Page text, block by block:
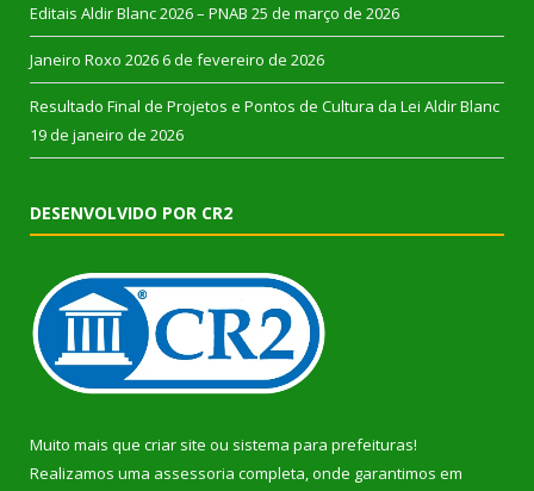
Editais Aldir Blanc 2026 – PNAB 25 de março de 2026
Janeiro Roxo 2026 6 de fevereiro de 2026
Resultado Final de Projetos e Pontos de Cultura da Lei Aldir Blanc
19 de janeiro de 2026
DESENVOLVIDO POR CR2
Muito mais que criar site ou sistema para prefeituras!
Realizamos uma assessoria completa, onde garantimos em